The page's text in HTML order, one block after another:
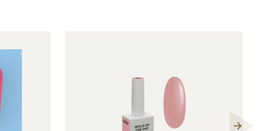
щоб не втратити блиск.
нігтьової пластини на руках термін